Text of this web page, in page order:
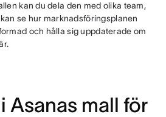
kan du dela den med olika team,
se hur marknadsföringsplanen
och hålla sig uppdaterade om
Asanas mall för